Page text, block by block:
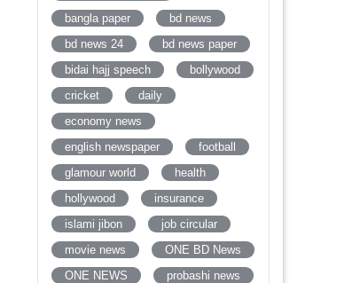
bangla paper
bd news
bd news 24
bd news paper
bidai hajj speech
bollywood
cricket
daily
economy news
english newspaper
football
glamour world
health
hollywood
insurance
islami jibon
job circular
movie news
ONE BD News
ONE NEWS
probashi news